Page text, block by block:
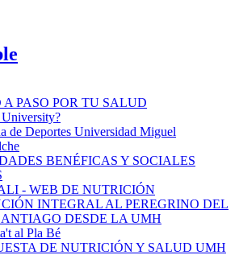
A PASO POR TU SALUD
de Deportes Universidad Miguel
BENÉFICAS Y SOCIALES
- WEB DE NUTRICIÓN
INTEGRAL AL PEREGRINO DEL
DESDE LA UMH
al Pla Bé
DE NUTRICIÓN Y SALUD UMH